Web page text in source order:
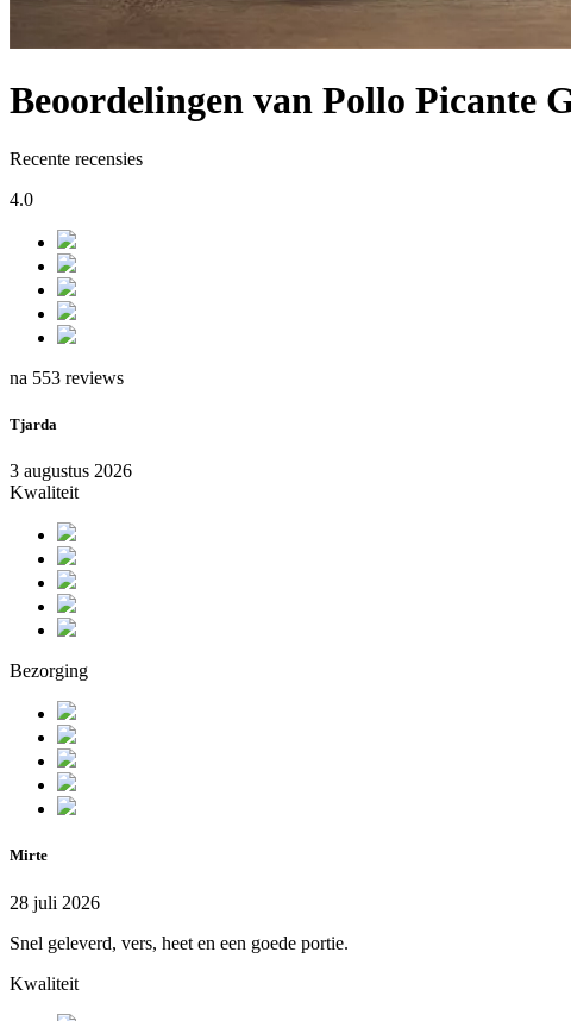
Beoordelingen van Pollo Picante
Recente recensies
4.0
na 553 reviews
Tjarda
3 augustus 2026
Kwaliteit
Bezorging
Mirte
28 juli 2026
Snel geleverd, vers, heet en een goede portie.
Kwaliteit